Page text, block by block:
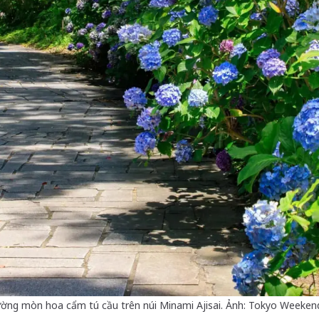
mòn hoa cẩm tú cầu trên núi Minami Ajisai. Ảnh: Tokyo